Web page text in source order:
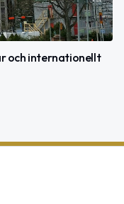
och internationellt